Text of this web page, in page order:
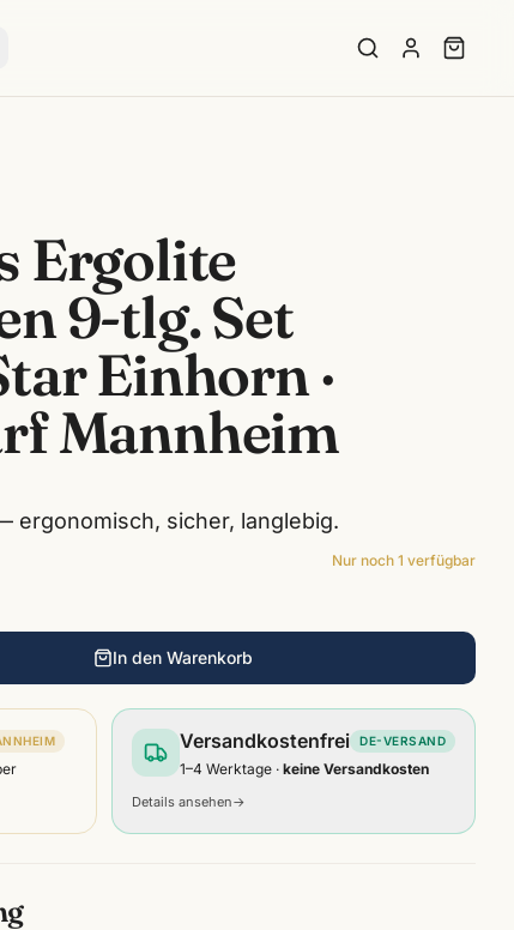
Ergolite
9-tlg. Set
Einhorn ·
Mannheim
ergonomisch, sicher, langlebig.
Nur noch 1 verfügbar
In den Warenkorb
Versandkostenfrei DE-VERSAND
1–4 Werktage · keine Versandkosten
Details ansehen→